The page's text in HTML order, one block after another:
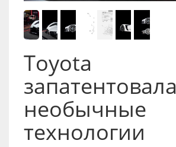
Toyota
запатентовала
необычные
технологии